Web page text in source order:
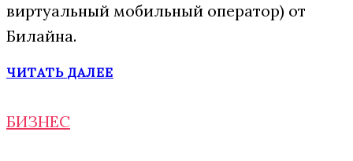
виртуальный мобильный оператор) от
Билайна.
ЧИТАТЬ ДАЛЕЕ
БИЗНЕС